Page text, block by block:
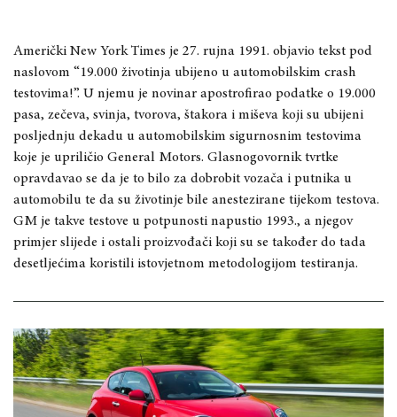
Američki New York Times je 27. rujna 1991. objavio tekst pod
naslovom “19.000 životinja ubijeno u automobilskim crash
testovima!”. U njemu je novinar apostrofirao podatke o 19.000
pasa, zečeva, svinja, tvorova, štakora i miševa koji su ubijeni
posljednju dekadu u automobilskim sigurnosnim testovima
koje je upriličio General Motors. Glasnogovornik tvrtke
opravdavao se da je to bilo za dobrobit vozača i putnika u
automobilu te da su životinje bile anestezirane tijekom testova.
GM je takve testove u potpunosti napustio 1993., a njegov
primjer slijede i ostali proizvođači koji su se također do tada
desetljećima koristili istovjetnom metodologijom testiranja.